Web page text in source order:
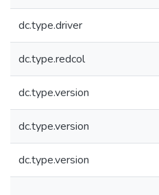
dc.type.driver
dc.type.redcol
dc.type.version
dc.type.version
dc.type.version